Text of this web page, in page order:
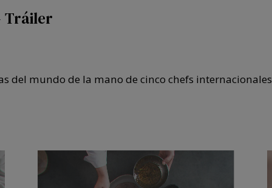
Tráiler
del mundo de la mano de cinco chefs